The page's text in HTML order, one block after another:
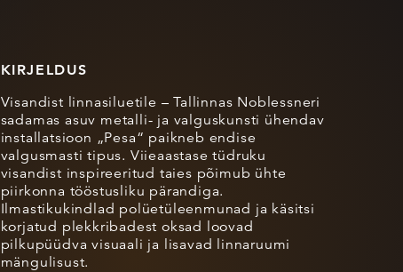
KIRJELDUS
Visandist linnasiluetile – Tallinnas Noblessneri
sadamas asuv metalli- ja valguskunsti ühendav
installatsioon „Pesa“ paikneb endise
valgusmasti tipus. Viieaastase tüdruku
visandist inspireeritud taies põimub ühte
piirkonna tööstusliku pärandiga.
Ilmastikukindlad polüetüleenmunad ja käsitsi
korjatud plekkribadest oksad loovad
pilkupüüdva visuaali ja lisavad linnaruumi
mängulisust.